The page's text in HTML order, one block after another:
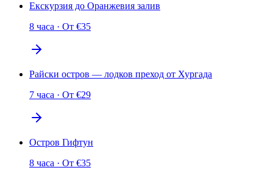
Екскурзия до Оранжевия залив
8 часа · От €35
Райски остров — лодков преход от Хургада
7 часа · От €29
Остров Гифтун
8 часа · От €35